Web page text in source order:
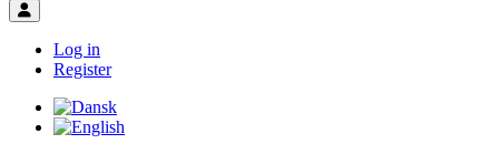
Toggle user menu
Log in
Register